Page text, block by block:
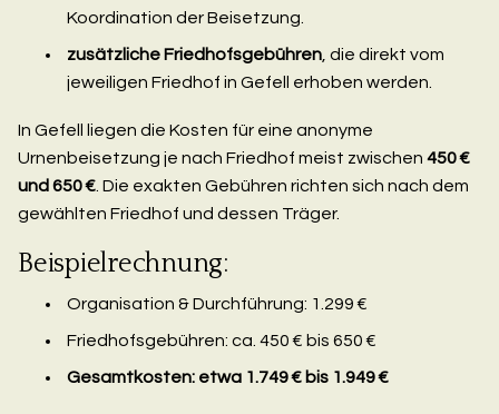
Koordination der Beisetzung.
zusätzliche Friedhofsgebühren , die direkt vom
jeweiligen Friedhof in Gefell erhoben werden.
In Gefell liegen die Kosten für eine anonyme
Urnenbeisetzung je nach Friedhof meist zwischen 450 €
und 650 € . Die exakten Gebühren richten sich nach dem
gewählten Friedhof und dessen Träger.
Beispielrechnung:
Organisation & Durchführung: 1.299 €
Friedhofsgebühren: ca. 450 € bis 650 €
Gesamtkosten: etwa 1.749 € bis 1.949 €